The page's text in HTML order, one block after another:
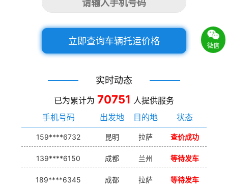
立即查询车辆托运价格
实时动态
已为累计为 70751 人提供服务
手机号码
出发地 目的地 状态
159****6732 昆明 拉萨 查价成功
139****6150 成都 兰州 等待发车
189****6345 成都 拉萨 等待发车
微信